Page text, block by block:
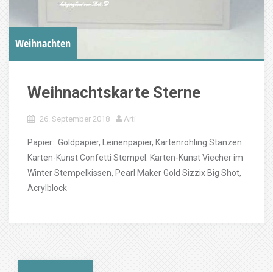
Weihnachten
Weihnachtskarte Sterne
26. September 2018 Arti
Papier: Goldpapier, Leinenpapier, Kartenrohling Stanzen:
Karten-Kunst Confetti Stempel: Karten-Kunst Viecher im
Winter Stempelkissen, Pearl Maker Gold Sizzix Big Shot,
Acrylblock